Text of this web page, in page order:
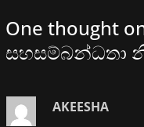
One thought
සහසම්බන්ධතා
AKEESHA